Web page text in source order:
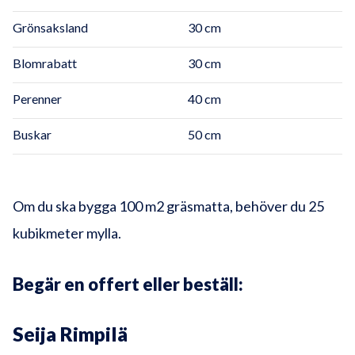
Grönsaksland 30 cm
Blomrabatt 30 cm
Perenner 40 cm
Buskar 50 cm
Om du ska bygga 100 m2 gräsmatta, behöver du 25
kubikmeter mylla.
Begär en offert eller beställ:
Seija Rimpilä